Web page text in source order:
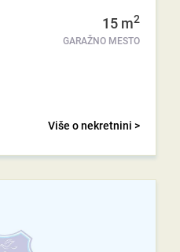
15 m2
GARAŽNO MESTO
Više o nekretnini >